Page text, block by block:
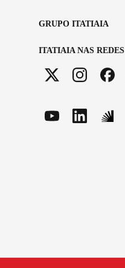
GRUPO ITATIAIA
ITATIAIA NAS REDES